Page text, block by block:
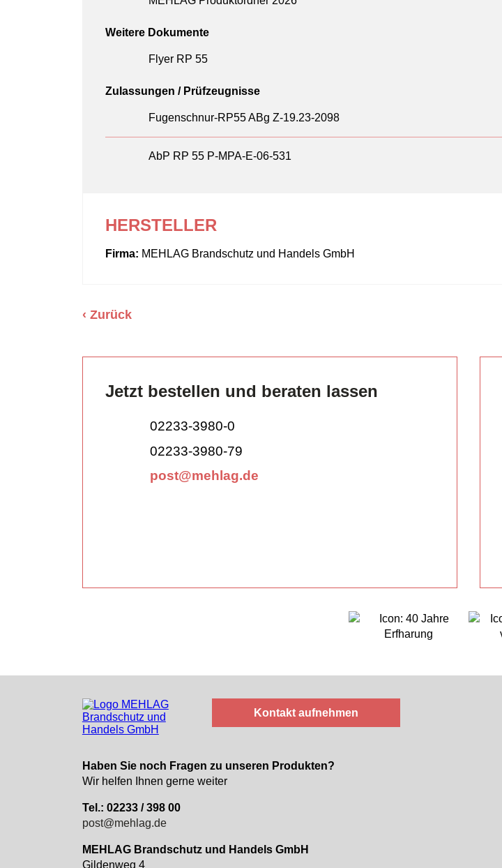
Weitere Dokumente
Flyer RP 55
Zulassungen / Prüfzeugnisse
Fugenschnur-RP55 ABg Z-19.23-2098
AbP RP 55 P-MPA-E-06-531
HERSTELLER
Firma: MEHLAG Brandschutz und Handels GmbH
Zurück
Jetzt bestellen und beraten lassen
02233-3980-0
02233-3980-79
post@mehlag.de
Kontakt aufnehmen
Haben Sie noch Fragen zu unseren Produkten?
Wir helfen Ihnen gerne weiter
Tel.: 02233 / 398 00
post@mehlag.de
MEHLAG Brandschutz und Handels GmbH
Gildenweg 4